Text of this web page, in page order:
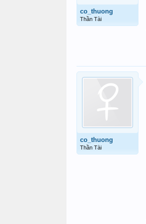
co_thuong
Thần Tài
co_thuong
Thần Tài